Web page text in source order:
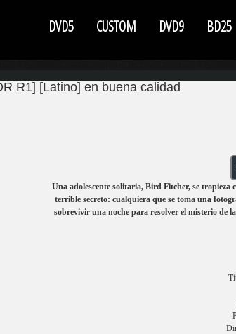
DVD5 CUSTOM DVD9 BD25
R1] [Latino] en buena calidad
Una adolescente solitaria, Bird Fitcher, se
terrible secreto: cualquiera que se toma una
sobrevivir una noche para resolver el misterio